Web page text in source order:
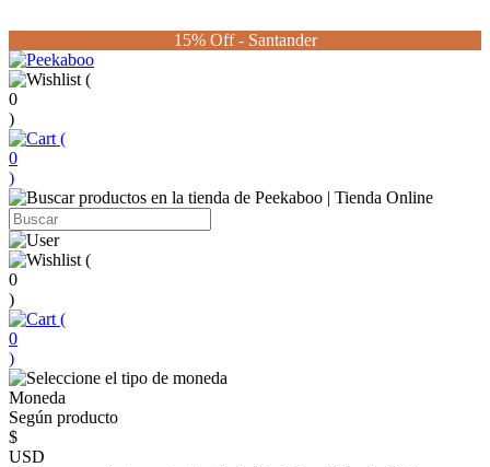
15% Off - Santander
(
0
)
(
0
)
(
0
)
(
0
)
Moneda
Según producto
$
USD